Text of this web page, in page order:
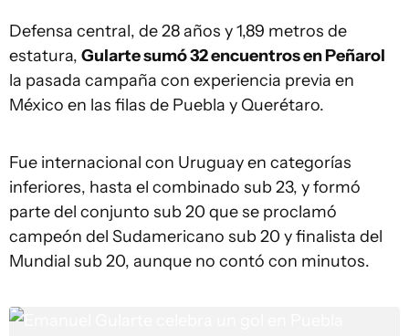
Defensa central, de 28 años y 1,89 metros de
estatura, Gularte sumó 32 encuentros en Peñarol
la pasada campaña con experiencia previa en
México en las filas de Puebla y Querétaro.
Fue internacional con Uruguay en categorías
inferiores, hasta el combinado sub 23, y formó
parte del conjunto sub 20 que se proclamó
campeón del Sudamericano sub 20 y finalista del
Mundial sub 20, aunque no contó con minutos.